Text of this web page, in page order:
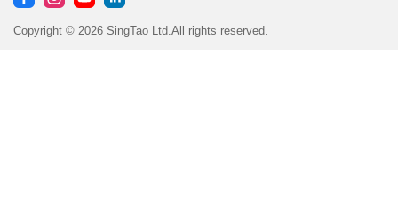
Copyright © 2026 SingTao Ltd.All rights reserved.